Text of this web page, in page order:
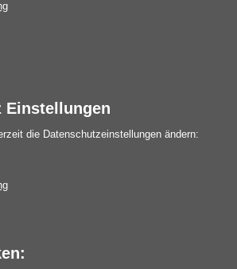
Einstellungen
die Datenschutzeinstellungen ändern: